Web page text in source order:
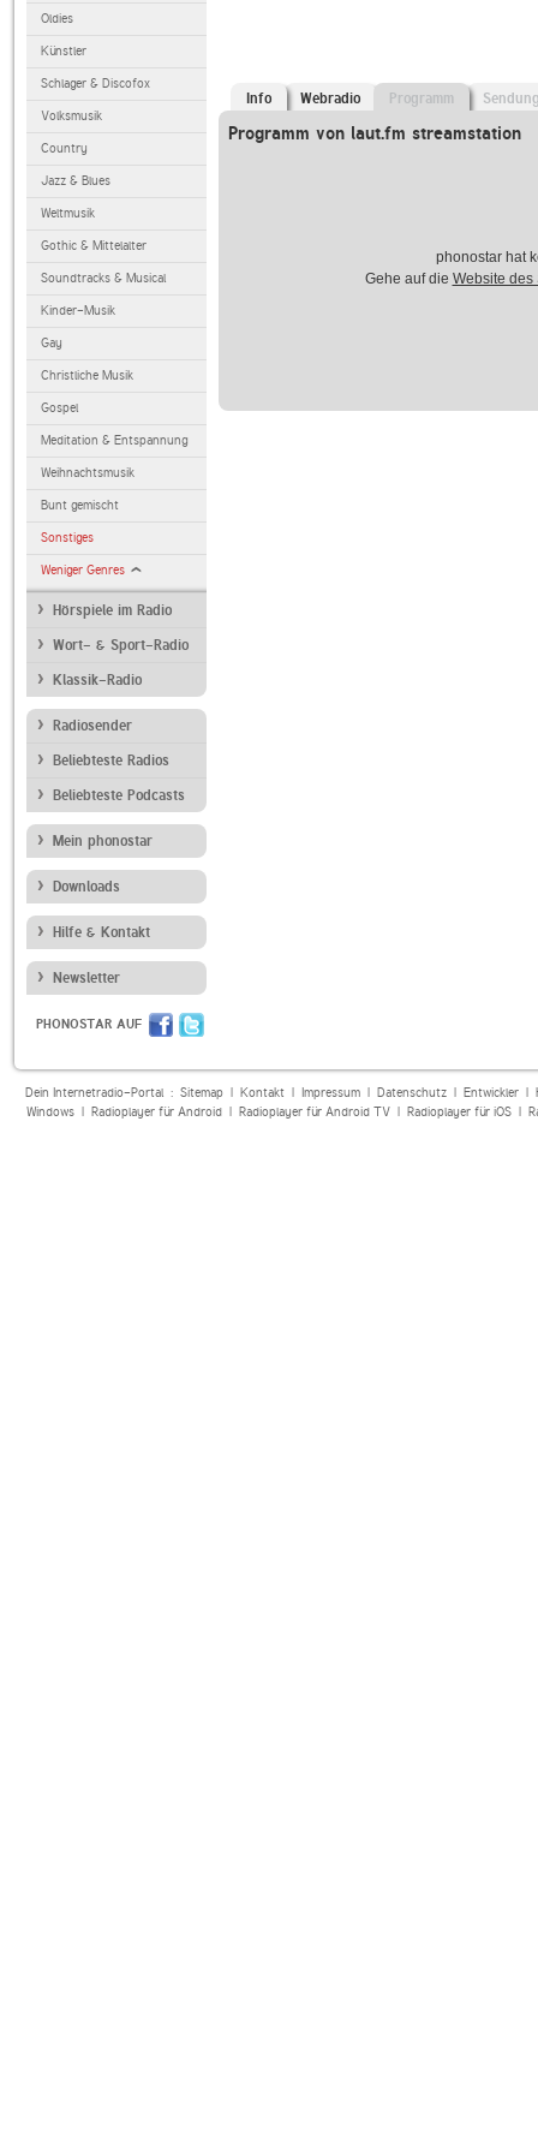
Oldies
Künstler
Schlager & Discofox
Volksmusik
Country
Jazz & Blues
Weltmusik
Gothic & Mittelalter
Soundtracks & Musical
Kinder-Musik
Gay
Christliche Musik
Gospel
Meditation & Entspannung
Weihnachtsmusik
Bunt gemischt
Sonstiges
Weniger Genres
Hörspiele im Radio
Wort- & Sport-Radio
Klassik-Radio
Radiosender
Beliebteste Radios
Beliebteste Podcasts
Mein phonostar
Downloads
Hilfe & Kontakt
Newsletter
PHONOSTAR AUF
Info Webradio Programm
Programm von laut.fm streamstation
phonostar hat
Gehe auf die Website des
Dein Internetradio-Portal : Sitemap| Kontakt| Impressum| Datenschutz| Entwickler|
Windows| Radioplayer für Android| Radioplayer für Android TV| Radioplayer für iOS|